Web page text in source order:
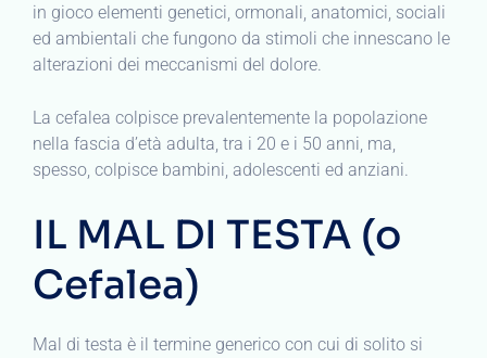
in gioco elementi genetici, ormonali, anatomici, sociali
ed ambientali che fungono da stimoli che innescano le
alterazioni dei meccanismi del dolore.
La cefalea colpisce prevalentemente la popolazione
nella fascia d’età adulta, tra i 20 e i 50 anni, ma,
spesso, colpisce bambini, adolescenti ed anziani.
IL MAL DI TESTA (o
Cefalea)
Mal di testa è il termine generico con cui di solito si